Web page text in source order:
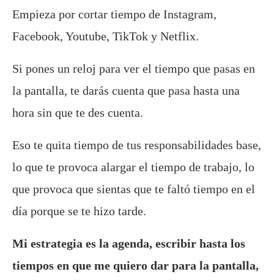
Empieza por cortar tiempo de Instagram,
Facebook, Youtube, TikTok y Netflix.
Si pones un reloj para ver el tiempo que pasas en
la pantalla, te darás cuenta que pasa hasta una
hora sin que te des cuenta.
Eso te quita tiempo de tus responsabilidades base,
lo que te provoca alargar el tiempo de trabajo, lo
que provoca que sientas que te faltó tiempo en el
día porque se te hizo tarde.
Mi estrategia es la agenda, escribir hasta los
tiempos en que me quiero dar para la pantalla,